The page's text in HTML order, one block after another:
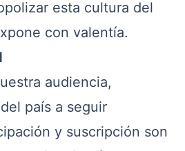
esta cultura del
con valentía.
audiencia,
país a seguir
y suscripción son